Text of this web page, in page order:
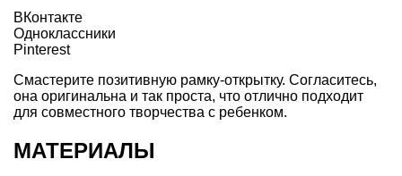
ВКонтакте
Одноклассники
Pinterest
Смастерите позитивную рамку-открытку. Согласитесь,
она оригинальна и так проста, что отлично подходит
для совместного творчества с ребенком.
МАТЕРИАЛЫ